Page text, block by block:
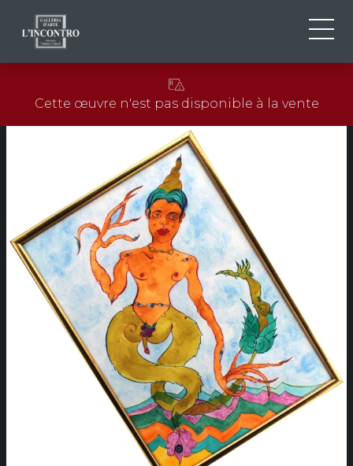
EN
FR
NEWS ED EVENTS
CONTACTS
Cette œuvre n'est pas disponible à la vente